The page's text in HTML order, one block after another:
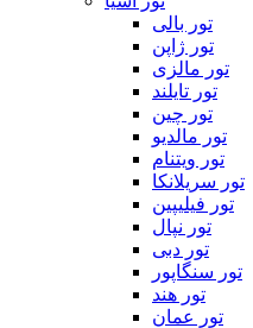
تور بالی
تور ژاپن
تور مالزی
تور تایلند
تور چین
تور مالدیو
تور ویتنام
تور سریلانکا
تور فیلیپین
تور نپال
تور دبی
تور سنگاپور
تور هند
تور عمان